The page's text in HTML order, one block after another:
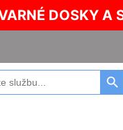
DOSKY A
Search